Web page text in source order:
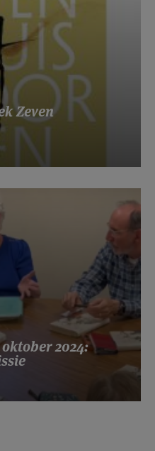
Zeven
2024: